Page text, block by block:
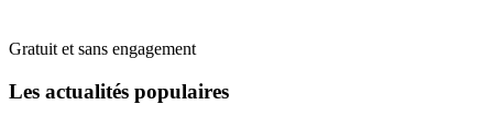
Gratuit et sans engagement
Les actualités populaires